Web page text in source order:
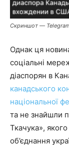
Скриншот —
Однак ця
соціальні
діаспорян в
канадського
національної
та не знайшли
Ткачука»,
об’єднання